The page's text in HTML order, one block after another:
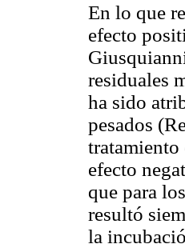
En lo que
efecto
residuales
ha sido
pesados
efecto
que para
resultó
la